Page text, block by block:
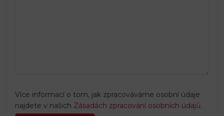
Více informací o tom, jak zpracováváme osobní údaje
najdete v našich Zásadách zpracování osobních údajů.